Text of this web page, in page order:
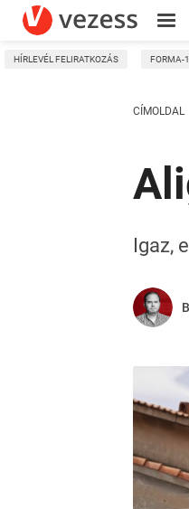
HÍRLEVÉL FELIRATKOZÁS FORMA-
CÍMOLDAL
Igaz,